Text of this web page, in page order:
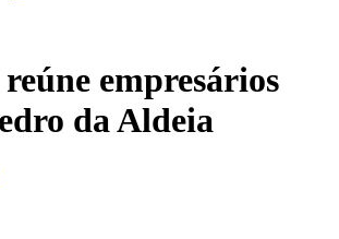
empresários
da Aldeia